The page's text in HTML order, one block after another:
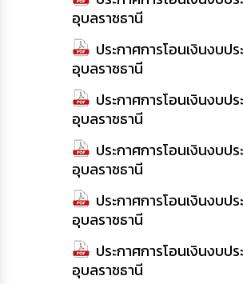
อุบลราชธานี
ประกาศการโอนเงินงบป
อุบลราชธานี
ประกาศการโอนเงินงบป
อุบลราชธานี
ประกาศการโอนเงินงบป
อุบลราชธานี
ประกาศการโอนเงินงบ
อุบลราชธานี
ประกาศการโอนเงินงบป
อุบลราชธานี